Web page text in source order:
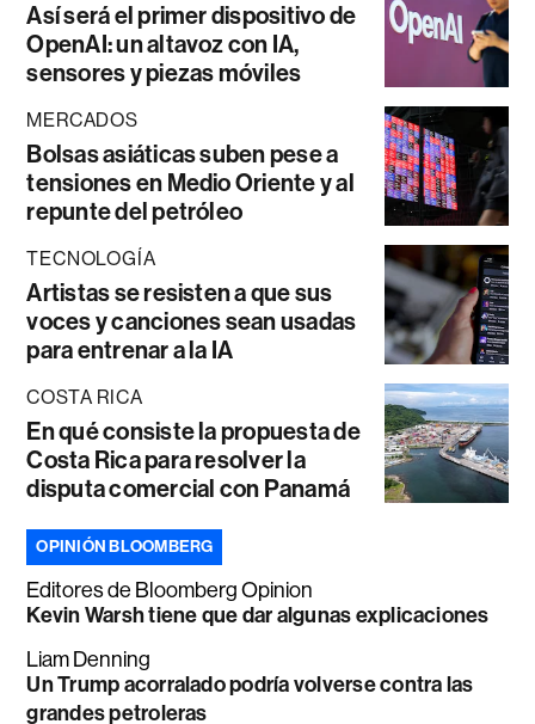
Así será el primer dispositivo de
OpenAI: un altavoz con IA,
sensores y piezas móviles
MERCADOS
Bolsas asiáticas suben pese a
tensiones en Medio Oriente y al
repunte del petróleo
TECNOLOGÍA
Artistas se resisten a que sus
voces y canciones sean usadas
para entrenar a la IA
COSTA RICA
En qué consiste la propuesta de
Costa Rica para resolver la
disputa comercial con Panamá
OPINIÓN BLOOMBERG
Editores de Bloomberg Opinion
Kevin Warsh tiene que dar algunas explicaciones
Liam Denning
Un Trump acorralado podría volverse contra las
grandes petroleras